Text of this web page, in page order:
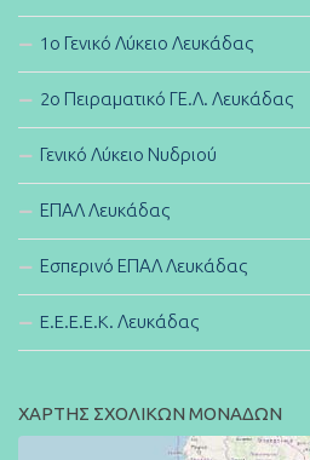
1ο Γενικό Λύκειο Λευκάδας
2ο Πειραματικό ΓΕ.Λ. Λευκάδας
Γενικό Λύκειο Νυδριού
ΕΠΑΛ Λευκάδας
Εσπερινό ΕΠΑΛ Λευκάδας
E.E.E.E.K. Λευκάδας
ΧΑΡΤΗΣ ΣΧΟΛΙΚΩΝ ΜΟΝΑΔΩΝ